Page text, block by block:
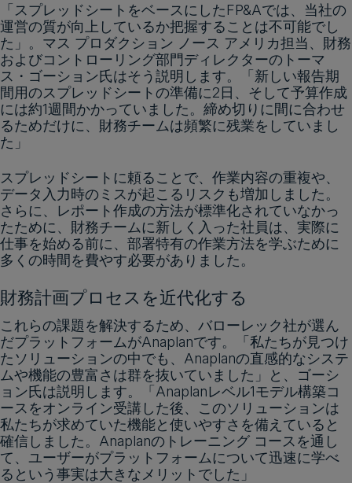
「スプレッドシートをベースにしたFP&Aでは、当社の
運営の質が向上しているか把握することは不可能でし
た」。マス プロダクション ノース アメリカ担当、財務
およびコントローリング部門ディレクターのトーマ
ス・ゴーション氏はそう説明します。「新しい報告期
間用のスプレッドシートの準備に2日、そして予算作成
には約1週間かかっていました。締め切りに間に合わせ
るためだけに、財務チームは頻繁に残業をしていまし
た」
スプレッドシートに頼ることで、作業内容の重複や、
データ入力時のミスが起こるリスクも増加しました。
さらに、レポート作成の方法が標準化されていなかっ
たために、財務チームに新しく入った社員は、実際に
仕事を始める前に、部署特有の作業方法を学ぶために
多くの時間を費やす必要がありました。
財務計画プロセスを近代化する
これらの課題を解決するため、バローレック社が選ん
だプラットフォームがAnaplanです。「私たちが見つけ
たソリューションの中でも、Anaplanの直感的なシステ
ムや機能の豊富さは群を抜いていました」と、ゴーシ
ョン氏は説明します。「Anaplanレベル1モデル構築コ
ースをオンライン受講した後、このソリューションは
私たちが求めていた機能と使いやすさを備えていると
確信しました。Anaplanのトレーニング コースを通し
て、ユーザーがプラットフォームについて迅速に学べ
るという事実は大きなメリットでした」